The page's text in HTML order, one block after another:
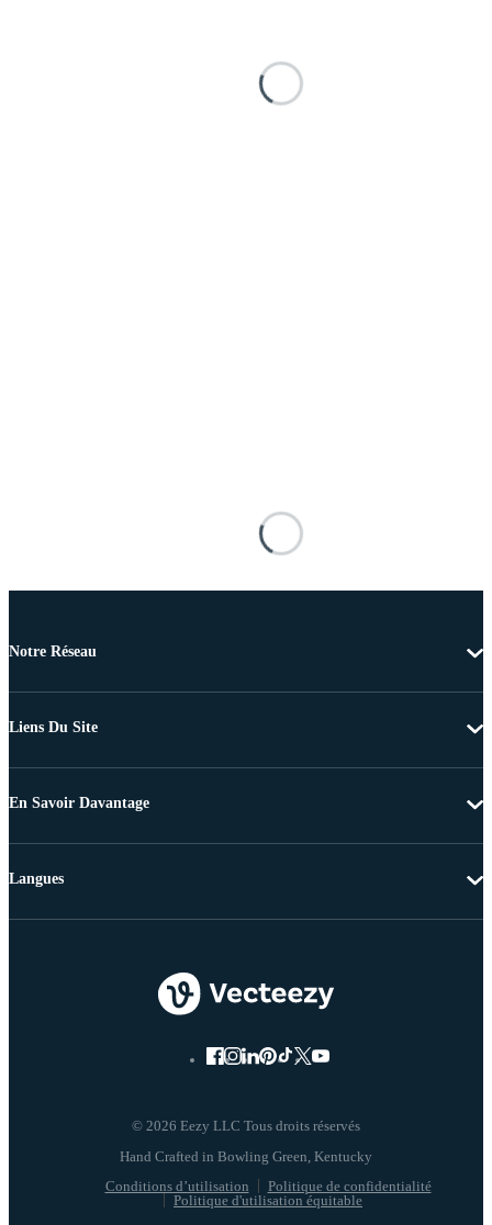
Notre Réseau
Liens Du Site
En Savoir Davantage
© 2026 Eezy LLC Tous droits réservés
Conditions d’utilisation
Politique de confidentialité
Politique d'utilisation équitable
Langues